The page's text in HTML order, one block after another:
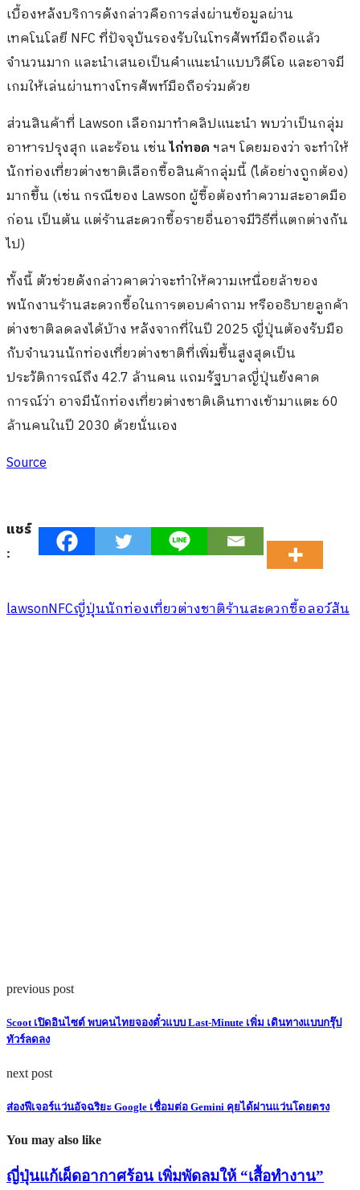
เบื้องหลังบริการดังกล่าวคือการส่งผ่านข้อมูลผ่าน
เทคโนโลยี NFC ที่ปัจจุบันรองรับในโทรศัพท์มือถือแล้ว
จำนวนมาก และนำเสนอเป็นคำแนะนำแบบวิดีโอ และอาจมี
เกมให้เล่นผ่านทางโทรศัพท์มือถือร่วมด้วย
ส่วนสินค้าที่ Lawson เลือกมาทำคลิปแนะนำ พบว่าเป็นกลุ่ม
อาหารปรุงสุก และร้อน เช่นไก่ทอดฯลฯ โดยมองว่า จะทำให้
นักท่องเที่ยวต่างชาติเลือกซื้อสินค้ากลุ่มนี้ (ได้อย่างถูกต้อง)
มากขึ้น (เช่น กรณีของ Lawson ผู้ซื้อต้องทำความสะอาดมือ
ก่อน เป็นต้น แต่ร้านสะดวกซื้อรายอื่นอาจมีวิธีที่แตกต่างกัน
ไป)
ทั้งนี้ ตัวช่วยดังกล่าวคาดว่าจะทำให้ความเหนื่อยล้าของ
พนักงานร้านสะดวกซื้อในการตอบคำถาม หรืออธิบายลูกค้า
ต่างชาติลดลงได้บ้าง หลังจากที่ในปี 2025 ญี่ปุ่นต้องรับมือ
กับจำนวนนักท่องเที่ยวต่างชาติที่เพิ่มขึ้นสูงสุดเป็น
ประวัติการณ์ถึง 42.7 ล้านคน แถมรัฐบาลญี่ปุ่นยังคาด
การณ์ว่า อาจมีนักท่องเที่ยวต่างชาติเดินทางเข้ามาแตะ 60
ล้านคนในปี 2030 ด้วยนั่นเอง
Source
แชร์
:
lawsonNFCญี่ปุ่นนักท่องเที่ยวต่างชาติร้านสะดวกซื้อลอว์สัน
previous post
Scoot เปิดอินไซต์ พบคนไทยจองตั๋วแบบ Last-Minute เพิ่ม เดินทางแบบกรุ๊ป
ทัวร์ลดลง
next post
ส่องฟีเจอร์แว่นอัจฉริยะ Google เชื่อมต่อ Gemini คุยได้ผ่านแว่นโดยตรง
You may also like
ญี่ปุ่นแก้เผ็ดอากาศร้อน เพิ่มพัดลมให้ “เสื้อทำงาน”